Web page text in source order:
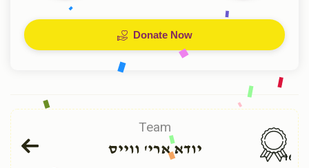
Donate Now
Team
יודא ארי' ווייס 169